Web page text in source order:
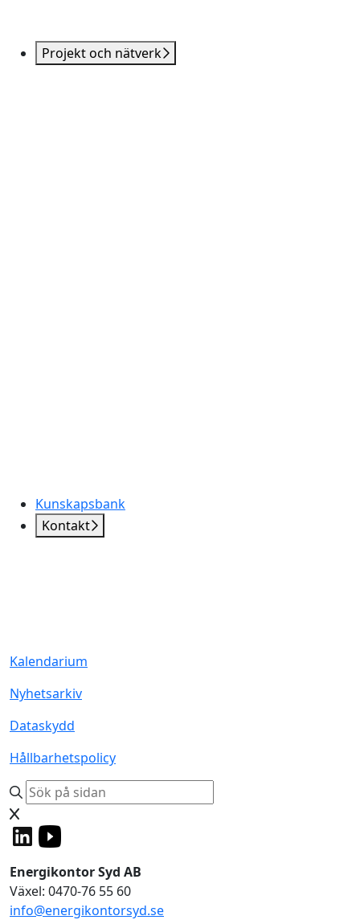
Projekt och nätverk
Kunskapsbank
Kontakt
Kalendarium
Nyhetsarkiv
Dataskydd
Hållbarhetspolicy
Energikontor Syd AB
Växel: 0470-76 55 60
info@energikontorsyd.se